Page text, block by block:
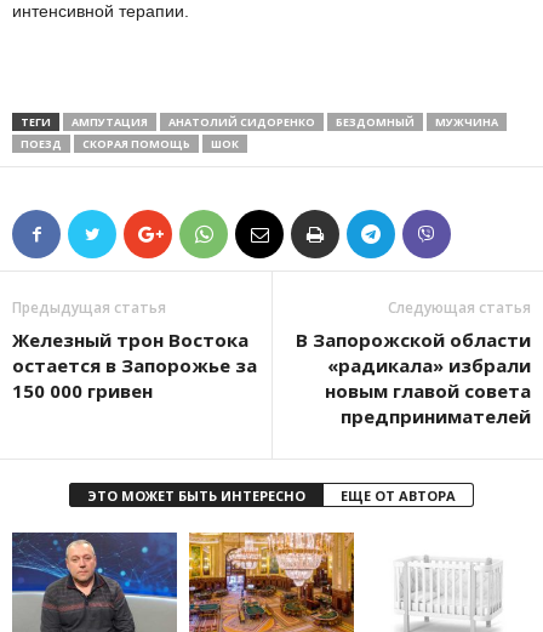
интенсивной терапии.
ТЕГИ АМПУТАЦИЯ АНАТОЛИЙ СИДОРЕНКО БЕЗДОМНЫЙ
МУЖЧИНА
ПОЕЗД
СКОРАЯ ПОМОЩЬ ШОК
Предыдущая статья
Железный трон Востока
остается в Запорожье за
150 000 гривен
Следующая статья
В Запорожской области
«радикала» избрали
новым главой совета
предпринимателей
ЭТО МОЖЕТ БЫТЬ ИНТЕРЕСНО ЕЩЕ ОТ АВТОРА